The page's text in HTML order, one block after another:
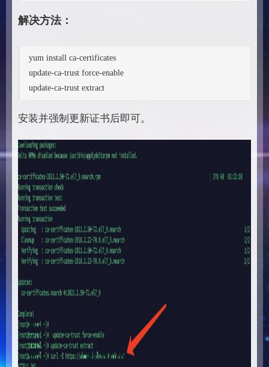
解决方法：
yum install ca-certificates
update-ca-trust force-enable
update-ca-trust extract
安装并强制更新证书后即可。